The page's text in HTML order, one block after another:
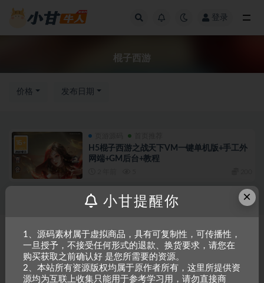
登录
棍子西游
价格 发布日期
H5棍子西游之战天下VM一键单机版+手工外
网端+GM后台+教程
Copyright © 2023 小甘牛人资源网 - All rights reserved
粤ICP备2023002201
号-1
本站是一个坚持做精品资源的网站，会长期坚持更新资源，以共享为原则，尊
重原创，如需搬资源请先与站长沟通，恶意搬运封禁账号。
×
小甘提醒你
1、源码素材属于虚拟商品，具有可复制性，可传播性，
一旦授予，不接受任何形式的退款、换货要求，请您在
购买获取之前确认好 是您所需要的资源。
2、本站所有资源版权均属于原作者所有，这里所提供资
源均为互联上收集只能用于参考学习用，请勿直接商